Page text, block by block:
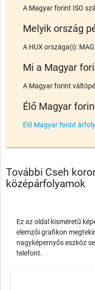
A Magyar forint ISO
Melyik ország
A HUX országa(i):
Mi a Magyar
A Magyar forint
Élő Magyar
Élő Magyar forint
További Cseh
középárfolyamok
Ez az oldal kisméretű
elemzői grafikon
nagyképernyős eszköz
telefont.